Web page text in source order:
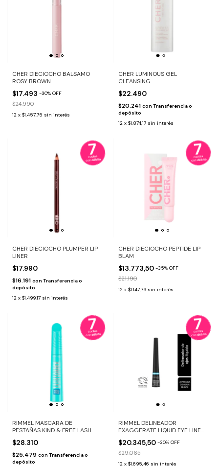
CHER DIECIOCHO BALSAMO
ROSY BROWN
$17.493 -30% OFF
$24.990
12 x $1.457,75 sin interés
CHER LUMINOUS GEL
CLEANSING
$22.490
$20.241 con Transferencia o
depósito
12 x $1.874,17 sin interés
CHER DIECIOCHO PLUMPER LIP
LINER
$17.990
$16.191 con Transferencia o
depósito
12 x $1.499,17 sin interés
CHER DIECIOCHO PEPTIDE LIP
BLAM
$13.773,50 -35% OFF
$21.190
12 x $1.147,79 sin interés
RIMMEL MASCARA DE
PESTAÑAS KIND & FREE LASH
$28.310
$25.479 con Transferencia o
depósito
RIMMEL DELINEADOR
EXAGGERATE LIQUID EYE LINER
$20.345,50 -30% OFF
$29.065
12 x $1.695,46 sin interés